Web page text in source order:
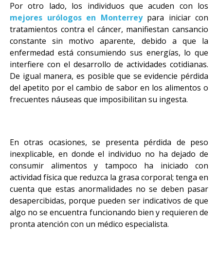
Por otro lado, los individuos que acuden con los
mejores urólogos en Monterreypara iniciar con
tratamientos contra el cáncer, manifiestan cansancio
constante sin motivo aparente, debido a que la
enfermedad está consumiendo sus energías, lo que
interfiere con el desarrollo de actividades cotidianas.
De igual manera, es posible que se evidencie pérdida
del apetito por el cambio de sabor en los alimentos o
frecuentes náuseas que imposibilitan su ingesta.
En otras ocasiones, se presenta pérdida de peso
inexplicable, en donde el individuo no ha dejado de
consumir alimentos y tampoco ha iniciado con
actividad física que reduzca la grasa corporal; tenga en
cuenta que estas anormalidades no se deben pasar
desapercibidas, porque pueden ser indicativos de que
algo no se encuentra funcionando bien y requieren de
pronta atención con un médico especialista.